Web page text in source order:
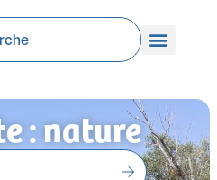
: nature